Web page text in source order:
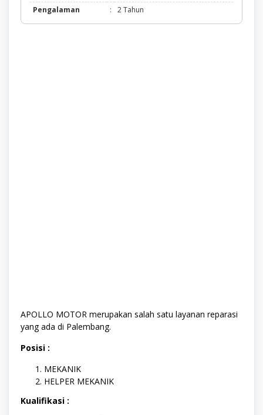
Pengalaman
: 2 Tahun
APOLLO MOTOR merupakan salah satu layanan reparasi
yang ada di Palembang.
Posisi :
MEKANIK
HELPER MEKANIK
Kualifikasi :